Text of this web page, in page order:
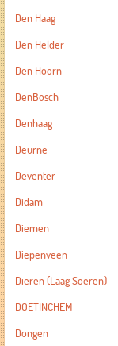
Den Haag
Den Helder
Den Hoorn
DenBosch
Denhaag
Deurne
Deventer
Didam
Diemen
Diepenveen
Dieren (Laag Soeren)
DOETINCHEM
Dongen